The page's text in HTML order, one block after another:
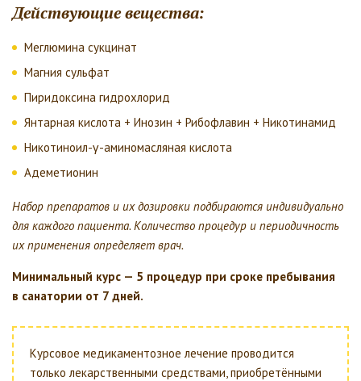
Действующие вещества:
Меглюмина сукцинат
Магния сульфат
Пиридоксина гидрохлорид
Янтарная кислота + Инозин + Рибофлавин + Никотинамид
Никотиноил-γ-аминомасляная кислота
Адеметионин
Набор препаратов и их дозировки подбираются индивидуально
для каждого пациента. Количество процедур и периодичность
их применения определяет врач.
Минимальный курс — 5 процедур при сроке пребывания
в санатории от 7 дней.
Курсовое медикаментозное лечение проводится
только лекарственными средствами, приобретёнными